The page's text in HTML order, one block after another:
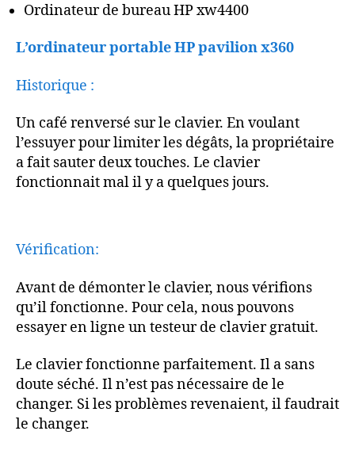
Ordinateur de bureau HP xw4400
L’ordinateur portable HP pavilion x360
Historique :
Un café renversé sur le clavier. En voulant
l’essuyer pour limiter les dégâts, la propriétaire
a fait sauter deux touches. Le clavier
fonctionnait mal il y a quelques jours.
Vérification:
Avant de démonter le clavier, nous vérifions
qu’il fonctionne. Pour cela, nous pouvons
essayer en ligne un testeur de clavier gratuit.
Le clavier fonctionne parfaitement. Il a sans
doute séché. Il n’est pas nécessaire de le
changer. Si les problèmes revenaient, il faudrait
le changer.